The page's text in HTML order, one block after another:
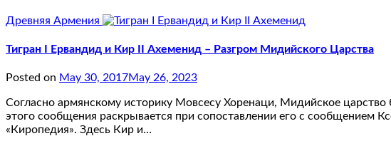
Древняя Армения
Тигран I Ервандид и Кир II Ахеменид – Разгром Мидийского Царства
Posted on May 30, 2017May 26, 2023
Согласно армянскому историку Мовсесу Хоренаци, Мидийское
этого сообщения раскрывается при сопоставлении его с сообщением
«Киропедия». Здесь Кир и…